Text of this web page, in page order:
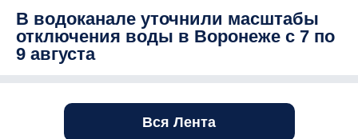
В водоканале уточнили масштабы
отключения воды в Воронеже с 7 по
9 августа
Вся Лента